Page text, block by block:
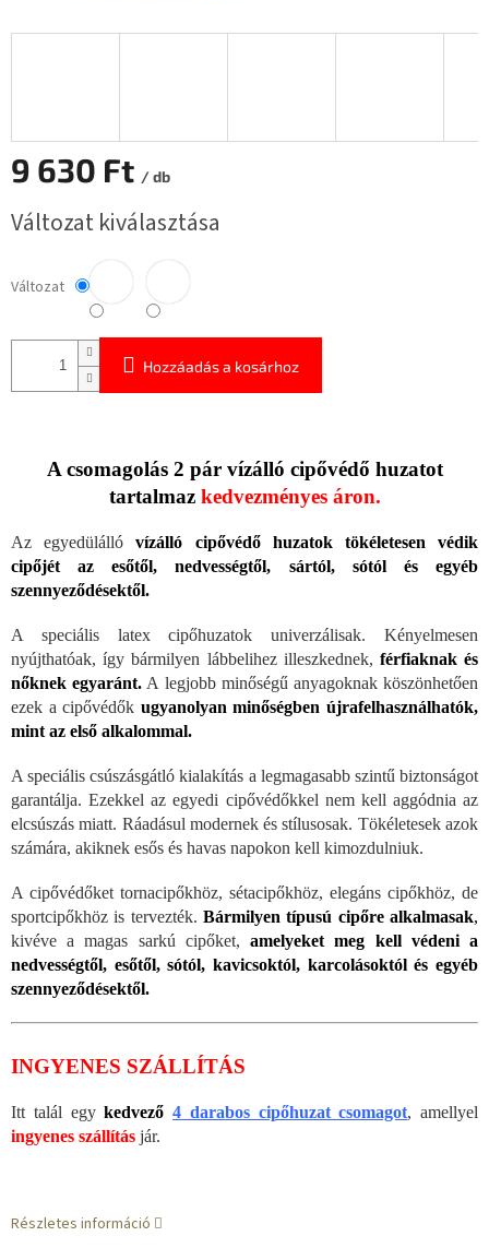
9 630 Ft / db
Változat kiválasztása
Változat
Hozzáadás a kosárhoz
A csomagolás 2 pár vízálló cipővédő huzatot
tartalmaz kedvezményes áron.
Az egyedülállóvízálló cipővédő huzatok tökéletesen védik
cipőjét az esőtől, nedvességtől, sártól, sótól és egyéb
szennyeződésektől.
A speciális latex cipőhuzatok univerzálisak. Kényelmesen
nyújthatóak, így bármilyen lábbelihez illeszkednek, férfiaknak és
nőknek egyaránt. A legjobb minőségű anyagoknak köszönhetően
ezek a cipővédők ugyanolyan minőségben újrafelhasználhatók,
mint az első alkalommal.
A speciális csúszásgátló kialakítás a legmagasabb szintű biztonságot
garantálja. Ezekkel az egyedi cipővédőkkel nem kell aggódnia az
elcsúszás miatt. Ráadásul modernek és stílusosak. Tökéletesek azok
számára, akiknek esős és havas napokon kell kimozdulniuk.
A cipővédőket tornacipőkhöz, sétacipőkhöz, elegáns cipőkhöz, de
sportcipőkhöz is tervezték. Bármilyen típusú cipőre alkalmasak,
kivéve a magas sarkú cipőket,amelyeket meg kell védeni a
nedvességtől, esőtől, sótól, kavicsoktól, karcolásoktól és egyéb
szennyeződésektől.
INGYENES SZÁLLÍTÁS
Itt talál egykedvező 4 darabos cipőhuzat csomagot, amellyel
ingyenes szállítás jár.
Részletes információ